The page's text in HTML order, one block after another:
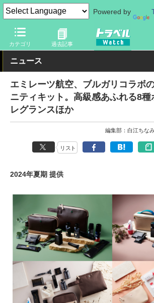
Powered by
カテゴリ 過去記事
トラベル Watch 企業・政府・官庁 海外エ
ニュース
エミレーツ航空、ブルガリコラボ
ニティキット。高級感あふれる8種
レグランスほか
編集部：白江ちな
リスト
2024年夏期 提供